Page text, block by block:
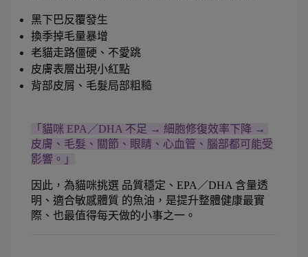
黑下巴反覆發生
換季掉毛量暴增
老貓走路僵硬、不愛跳
皮膚表層出現小紅點
背部皮屑、毛髮局部粗糙
「貓咪 EPA／DHA 不足 → 細胞修復效率下降 →
皮膚、毛髮、關節、眼睛、心血管、腦部都可能受
影響。」
因此，為貓咪挑選 品質穩定、EPA／DHA 含量透
明、適合敏感體質 的魚油，是提升整體健康最實
際、也最值得每天做的小事之一。